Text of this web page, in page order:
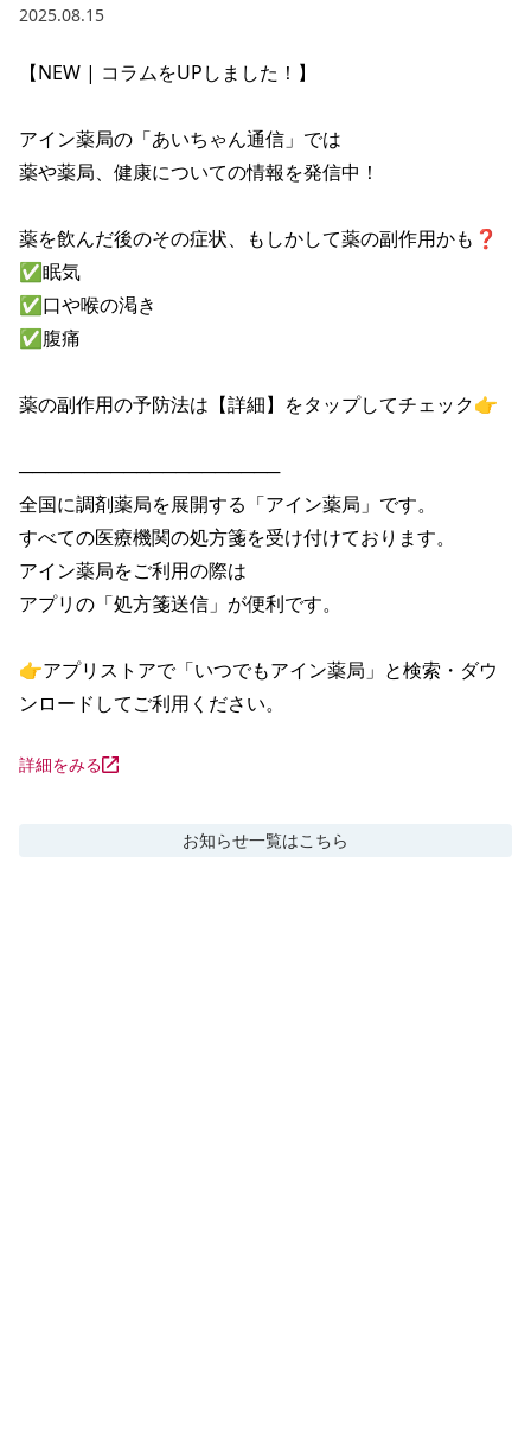
2025.08.15
【NEW | コラムをUPしました！】
アイン薬局の「あいちゃん通信」では
薬や薬局、健康についての情報を発信中！
薬を飲んだ後のその症状、もしかして薬の副作用かも❓
✅眠気
✅口や喉の渇き
✅腹痛
薬の副作用の予防法は【詳細】をタップしてチェック👉
────────────────────
全国に調剤薬局を展開する「アイン薬局」です。
すべての医療機関の処方箋を受け付けております。
アイン薬局をご利用の際は
アプリの「処方箋送信」が便利です。
👉アプリストアで「いつでもアイン薬局」と検索・ダウ
ンロードしてご利用ください。
詳細をみる
お知らせ一覧はこちら